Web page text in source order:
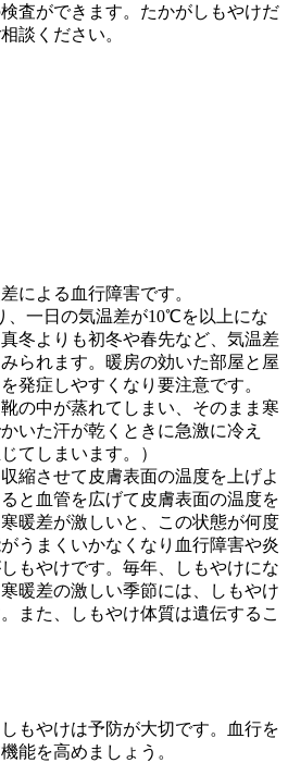
査ができます。たかがしもやけだ
談ください。
による血行障害です。
一日の気温差が10℃を以上にな
冬よりも初冬や春先など、気温差
られます。暖房の効いた部屋と屋
発症しやすくなり要注意です。
の中が蒸れてしまい、そのまま寒
いた汗が乾くときに急激に冷え
てしまいます。）
縮させて皮膚表面の温度を上げよ
と血管を広げて皮膚表面の温度を
暖差が激しいと、この状態が何度
うまくいかなくなり血行障害や炎
もやけです。毎年、しもやけにな
暖差の激しい季節には、しもやけ
また、しもやけ体質は遺伝するこ
もやけは予防が大切です。血行を
能を高めましょう。